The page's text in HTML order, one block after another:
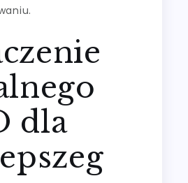
dla